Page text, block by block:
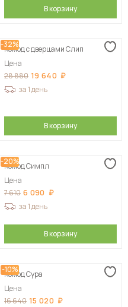
В корзину
-32%
Комод с дверцами Слип
Цена
28 880 19 640
за 1 день
В корзину
-20%
Комод Симпл
Цена
7 610 6 090
за 1 день
В корзину
-10%
Комод Сура
Цена
16 640 15 020